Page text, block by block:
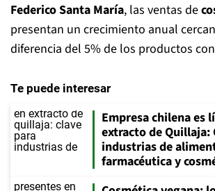
Federico Santa María, las ventas de
presentan un crecimiento anual
diferencia del 5% de los productos
Te puede interesar
Empresa chilena es
extracto de Quillaja:
industrias de
farmacéutica y